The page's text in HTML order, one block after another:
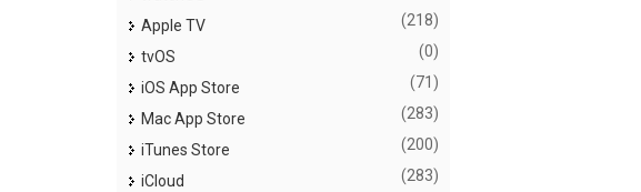
Apple TV (218)
tvOS (0)
iOS App Store (71)
Mac App Store (283)
iTunes Store (200)
iCloud (283)